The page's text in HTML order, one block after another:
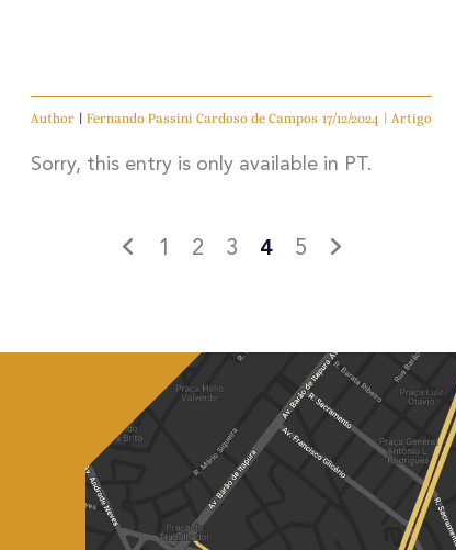
Author | Fernando Passini Cardoso de Campos 17/12/2024 | Artigo
Sorry, this entry is only available in PT.
1 2 3 4 5